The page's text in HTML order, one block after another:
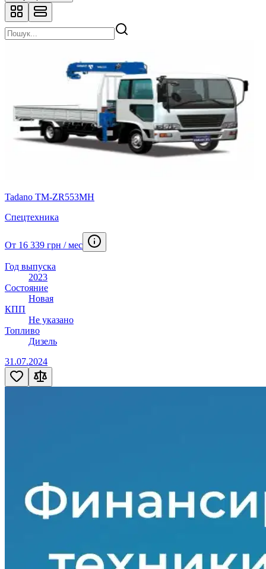
Tadano TM-ZR553MH
Спецтехника
От 16 339 грн / мес
Год выпуска
2023
Состояние
Новая
КПП
Не указано
Топливо
Дизель
31.07.2024